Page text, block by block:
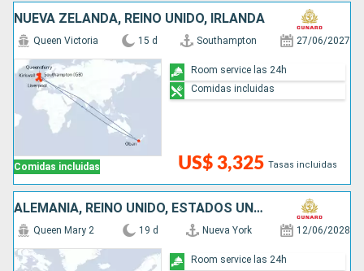
NUEVA ZELANDA, REINO UNIDO, IRLANDA
Comidas incluidas
Queen Victoria 15 d Southampton 27/06/2027
US$ 3,325 Tasas incluidas
Room service las 24h
Comidas incluidas
ALEMANIA, REINO UNIDO, ESTADOS UNIDOS
Queen Mary 2 19 d Nueva York 12/06/2028
Room service las 24h